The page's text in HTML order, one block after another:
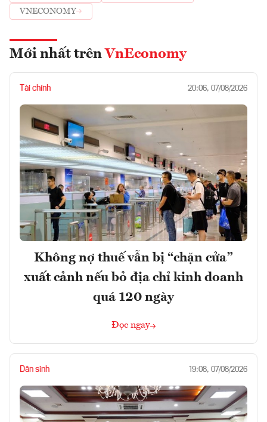
VNECONOMY
Mới nhất trên VnEconomy
Tài chính 20:06, 07/08/2026
Không nợ thuế vẫn bị “chặn cửa”
xuất cảnh nếu bỏ địa chỉ kinh doanh
quá 120 ngày
Đọc ngay
Dân sinh 19:08, 07/08/2026